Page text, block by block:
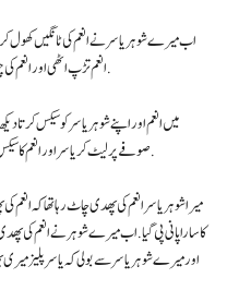
اب میرے شوہر یاسر نے انعم کی ٹانگیں کھول
انعم تڑپ اٹھی اور انعم کی چوت پانی چھوڑ رہی تھی جسے میرا شوہر یاسر چاٹ رہا تھا.
میں انعم اور اپنے شوہر یاسر کو سیکس
صوفے پر لیٹ کر یاسر اور انعم کا سیکس دیکھنے لگی اور ساتھ اپنی پھدی کو رگڑ کر مزا دینے لگی.
میرا شوہر یاسر انعم کی پھدی چاٹ رہا تھا کہ انعم
کا سارا پانی پی گیا. اب میرے شوہر نے انعم کی
اور میرے شوہر یاسر سے بولی کہ یاسر پلیز